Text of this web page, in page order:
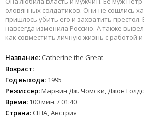
оловянных солдатиков. Они не сошлись
пришлось убить его и захватить
навсегда изменила Россию. А также
как совместить личную жизнь с работой
Название: Catherine the Great
Возраст:
Год выхода: 1995
Режиссер:Марвин Дж. Чомски, Джон
Время: 100 мин. / 01:40
Страна: США, Австрия